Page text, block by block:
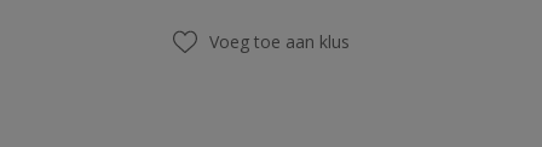
Voeg toe aan klus